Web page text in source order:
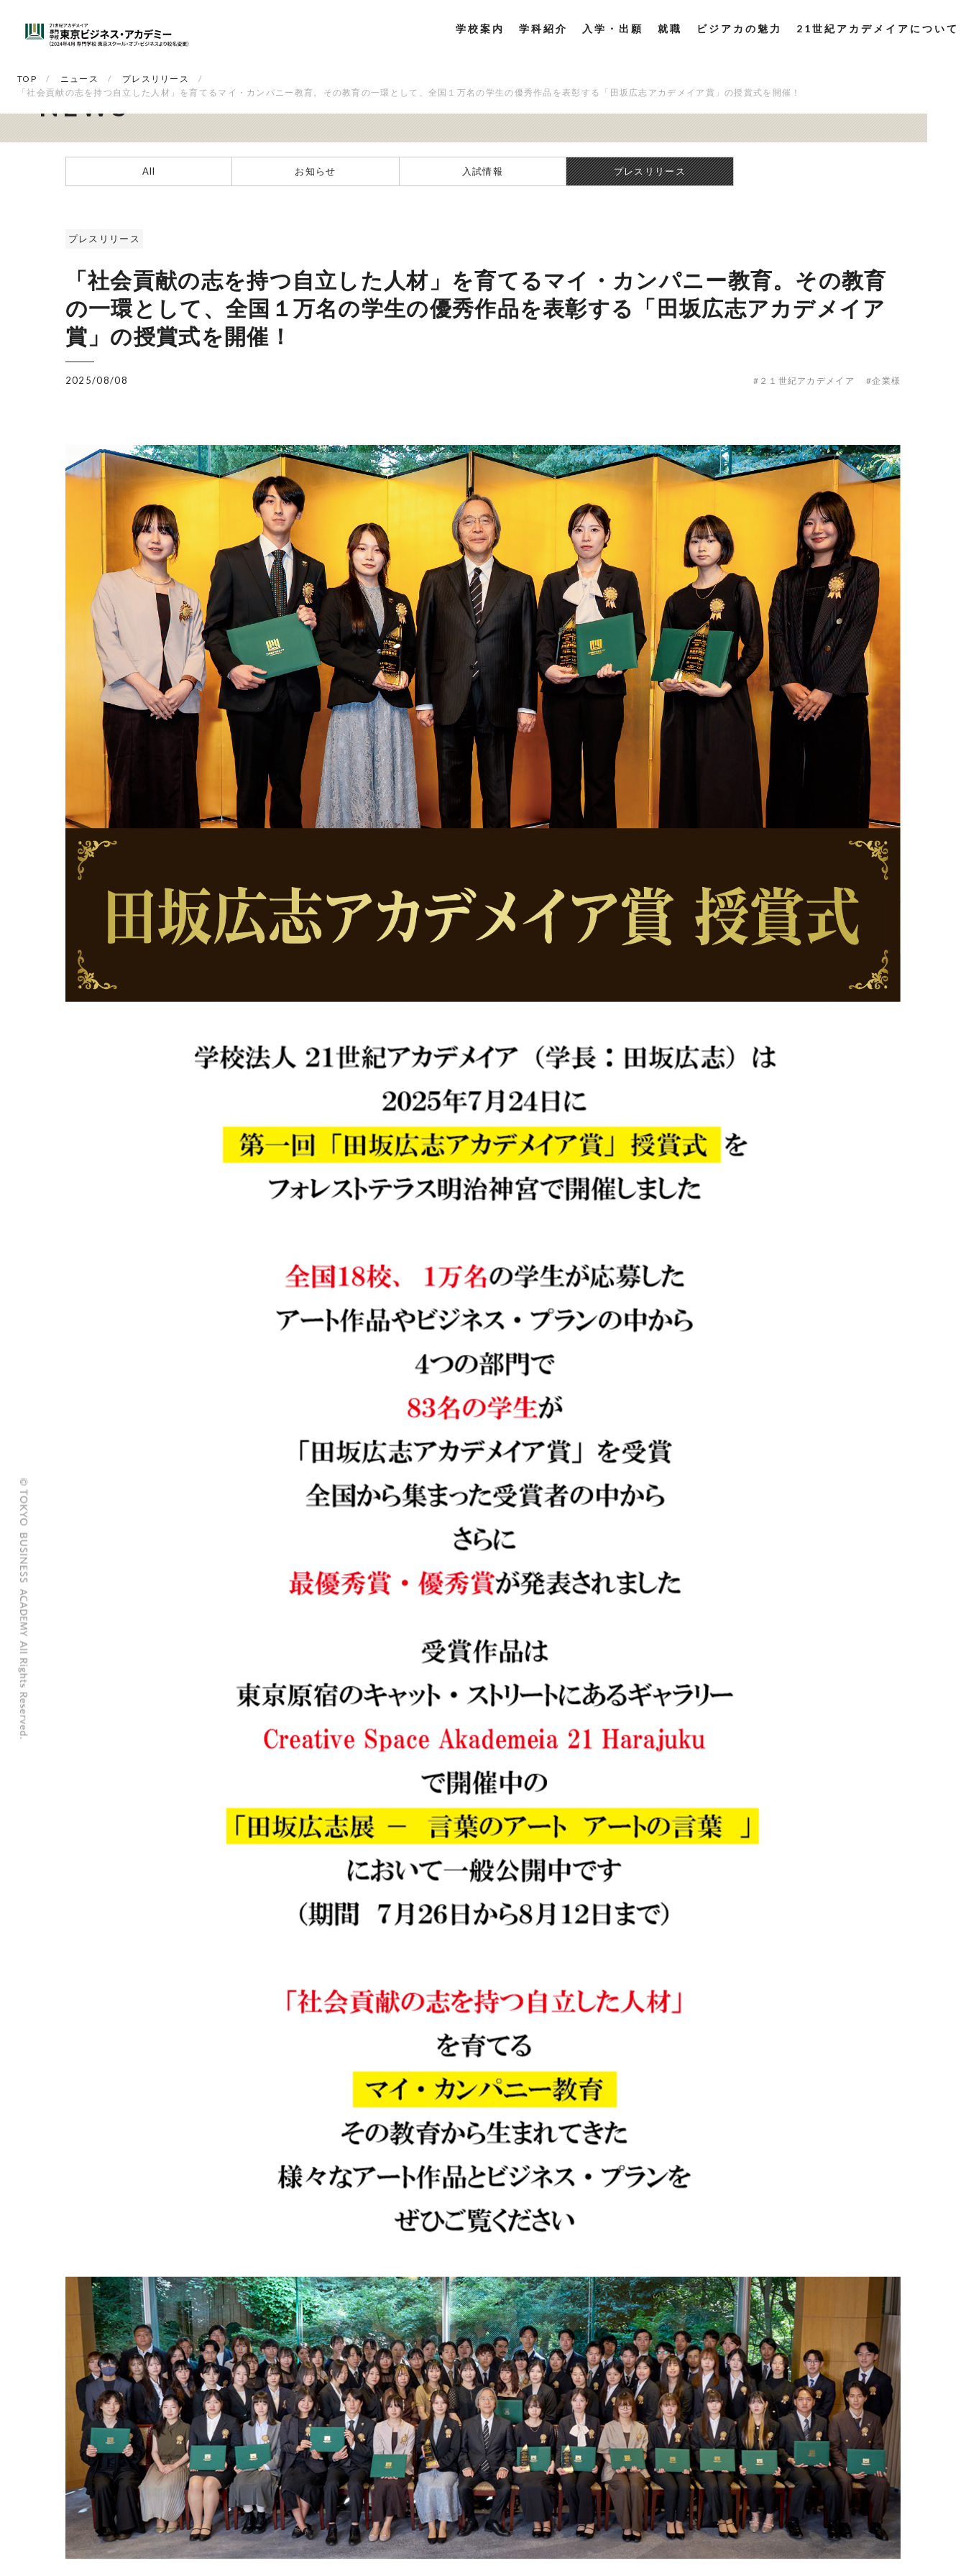
学校案内 学科紹介 入学・出願 就職 ビジアカの魅力 21世紀アカデメイアについて
TOP ニュース
プレスリリース
「社会貢献の志を持つ自立した人材」を育てるマイ・カンパニー教育。その教育の一環として、全国１万名の学生の優秀作品を表彰する「田坂広志アカデメイア賞」の授賞式を開催！
NEWS
NEWS
All お知らせ 入試情報 プレスリリース
プレスリリース
「社会貢献の志を持つ自立した人材」を育てるマイ・カンパニー教育。その教育
の一環として、全国１万名の学生の優秀作品を表彰する「田坂広志アカデメイア
賞」の授賞式を開催！
2025/08/08 #２１世紀アカデメイア #企業様